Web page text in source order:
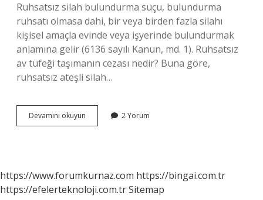
Ruhsatsız silah bulundurma suçu, bulundurma
ruhsatı olmasa dahi, bir veya birden fazla silahı
kişisel amaçla evinde veya işyerinde bulundurmak
anlamına gelir (6136 sayılı Kanun, md. 1). Ruhsatsız
av tüfeği taşımanın cezası nedir? Buna göre,
ruhsatsız ateşli silah…
Devamını okuyun
Tüfeği
2 Yorum
https://www.forumkurnaz.com https://bingai.com.tr
https://efelerteknoloji.com.trSitemap